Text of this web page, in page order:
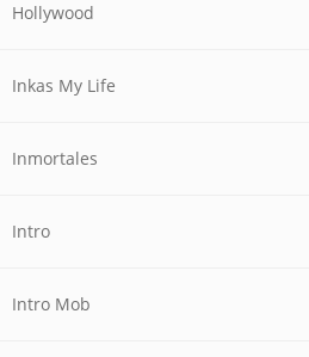
Hollywood
Inkas My Life
Inmortales
Intro
Intro Mob